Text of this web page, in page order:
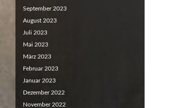
September 2023
August 2023
Juli 2023
Mai 2023
März 2023
Februar 2023
Januar 2023
Dezember 2022
November 2022